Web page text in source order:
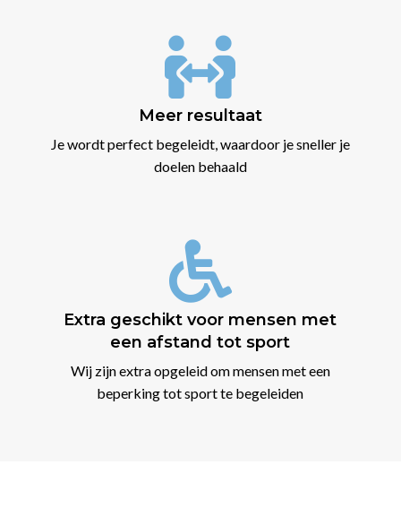

Meer resultaat
Je wordt perfect begeleidt, waardoor je sneller je
doelen behaald

Extra geschikt voor mensen met
een afstand tot sport
Wij zijn extra opgeleid om mensen met een
beperking tot sport te begeleiden